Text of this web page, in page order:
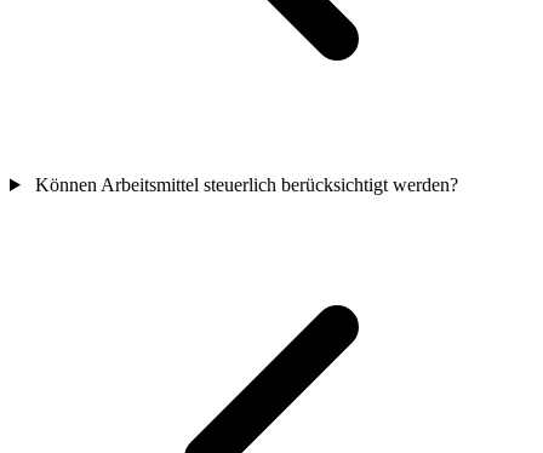
Können Arbeitsmittel steuerlich berücksichtigt werden?